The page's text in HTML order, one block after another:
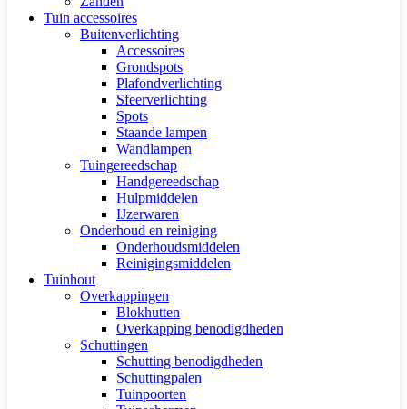
Tuin accessoires
Buitenverlichting
Accessoires
Grondspots
Plafondverlichting
Sfeerverlichting
Spots
Staande lampen
Wandlampen
Tuingereedschap
Handgereedschap
Hulpmiddelen
IJzerwaren
Onderhoud en reiniging
Onderhoudsmiddelen
Reinigingsmiddelen
Tuinhout
Overkappingen
Blokhutten
Overkapping benodigdheden
Schuttingen
Schutting benodigdheden
Schuttingpalen
Tuinpoorten